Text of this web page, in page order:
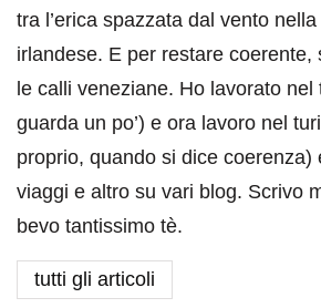
tra l’erica spazzata dal vento
irlandese. E per restare coerente,
le calli veneziane. Ho lavorato nel
guarda un po’) e ora lavoro nel
proprio, quando si dice coerenza)
viaggi e altro su vari blog. Scrivo
bevo tantissimo tè.
tutti gli articoli